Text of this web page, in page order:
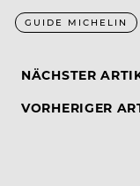
GUIDE MICHELIN
NÄCHSTER
VORHERIGER